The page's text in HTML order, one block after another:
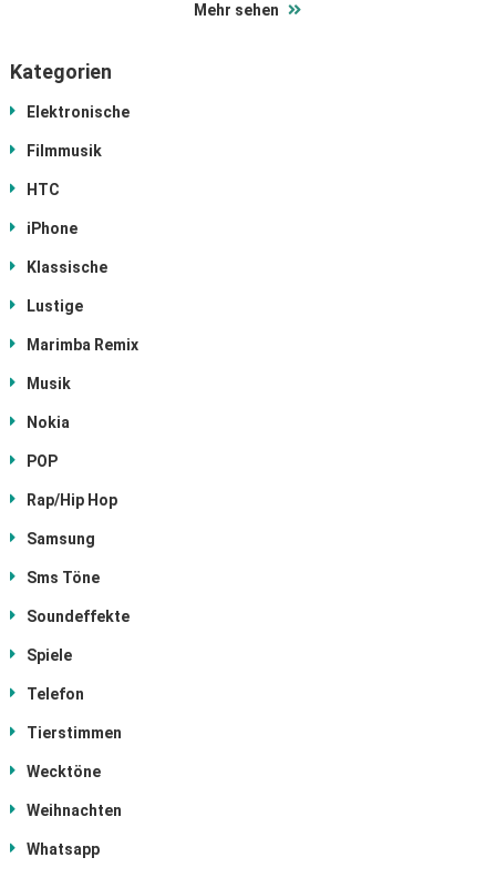
Mehr sehen
Kategorien
Elektronische
Filmmusik
HTC
iPhone
Klassische
Lustige
Marimba Remix
Musik
Nokia
POP
Rap/Hip Hop
Samsung
Sms Töne
Soundeffekte
Spiele
Telefon
Tierstimmen
Wecktöne
Weihnachten
Whatsapp